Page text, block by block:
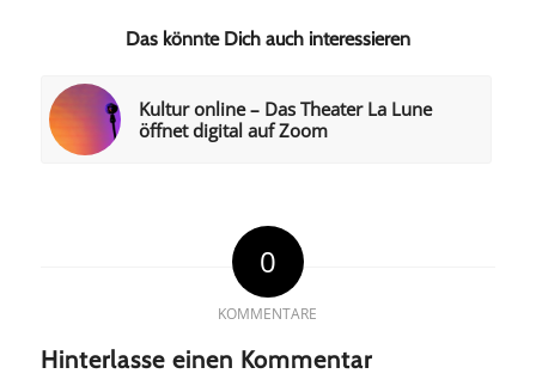
Das könnte Dich auch interessieren
Kultur online – Das Theater La Lune
öffnet digital auf Zoom
0
KOMMENTARE
Hinterlasse einen Kommentar